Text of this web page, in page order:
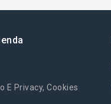
E Privacy, Cookies